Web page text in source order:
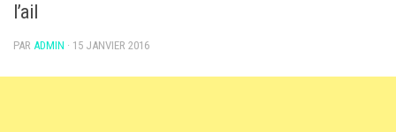
l’ail
PAR ADMIN · 15 JANVIER 2016